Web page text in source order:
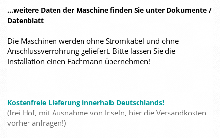
...weitere Daten der Maschine finden Sie unter Dokumente /
Datenblatt
Die Maschinen werden ohne Stromkabel und ohne
Anschlussverrohrung geliefert. Bitte lassen Sie die
Installation einen Fachmann übernehmen!
Kostenfreie Lieferung innerhalb Deutschlands!
(frei Hof, mit Ausnahme von Inseln, hier die Versandkosten
vorher anfragen!)